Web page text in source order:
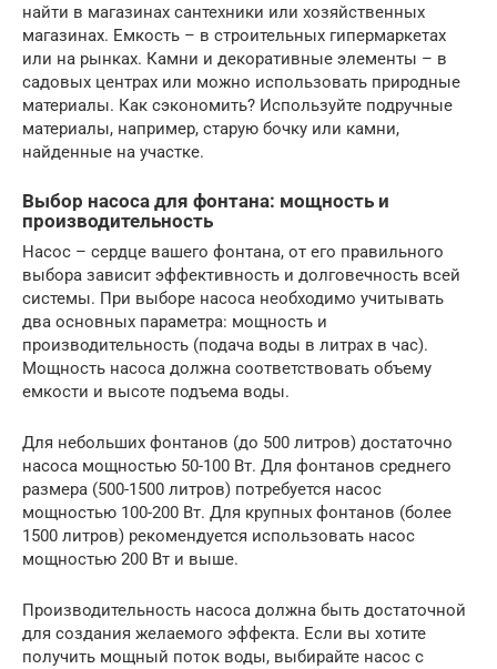
найти в магазинах сантехники или хозяйственных
магазинах. Емкость – в строительных гипермаркетах
или на рынках. Камни и декоративные элементы – в
садовых центрах или можно использовать природные
материалы. Как сэкономить? Используйте подручные
материалы, например, старую бочку или камни,
найденные на участке.
Выбор насоса для фонтана: мощность и
производительность
Насос – сердце вашего фонтана, от его правильного
выбора зависит эффективность и долговечность всей
системы. При выборе насоса необходимо учитывать
два основных параметра: мощность и
производительность (подача воды в литрах в час).
Мощность насоса должна соответствовать объему
емкости и высоте подъема воды.
Для небольших фонтанов (до 500 литров) достаточно
насоса мощностью 50-100 Вт. Для фонтанов среднего
размера (500-1500 литров) потребуется насос
мощностью 100-200 Вт. Для крупных фонтанов (более
1500 литров) рекомендуется использовать насос
мощностью 200 Вт и выше.
Производительность насоса должна быть достаточной
для создания желаемого эффекта. Если вы хотите
получить мощный поток воды, выбирайте насос с